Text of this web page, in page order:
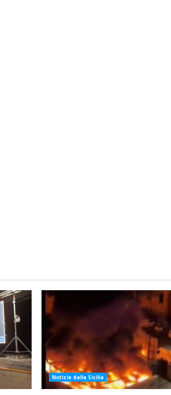
Notizie dalla Sicilia